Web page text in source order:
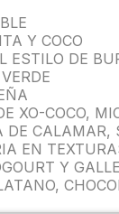
Y COCO
ESTILO DE
XO-COCO,
DE CALAMAR,
EN
Y